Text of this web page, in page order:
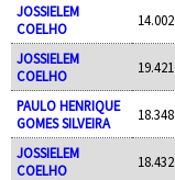
JOSSIELEM
COELHO
14.002
JOSSIELEM
COELHO
19.421
PAULO HENRIQUE
GOMES SILVEIRA
18.348
JOSSIELEM
COELHO
18.432